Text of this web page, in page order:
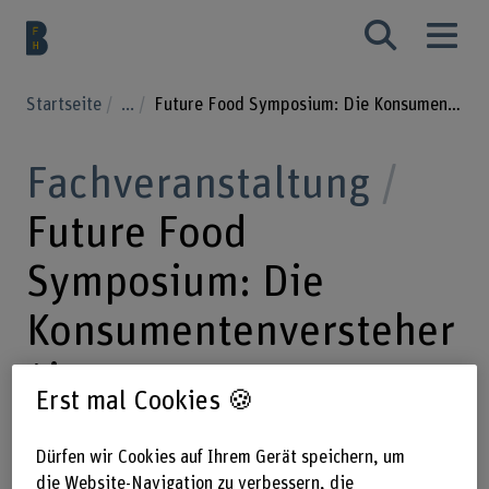
Startseite ... Future Food Symposium: Die Konsumentenversteher*innen
Fachveranstaltung
Future Food
Symposium: Die
Konsumentenversteher
*innen
Erst mal Cookies 🍪
Dürfen wir Cookies auf Ihrem Gerät speichern, um
die Website-Navigation zu verbessern, die